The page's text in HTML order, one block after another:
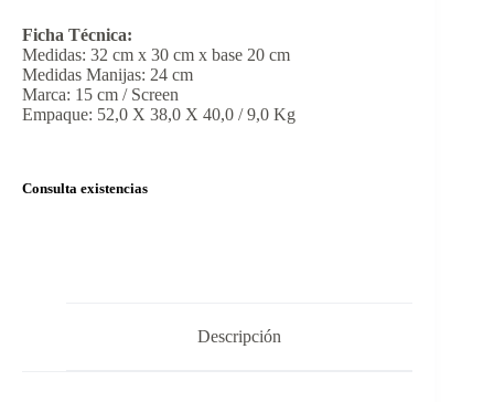
Ficha Técnica:
Medidas: 32 cm x 30 cm x base 20 cm
Medidas Manijas: 24 cm
Marca: 15 cm / Screen
Empaque: 52,0 X 38,0 X 40,0 / 9,0 Kg
Consulta existencias
Descripción